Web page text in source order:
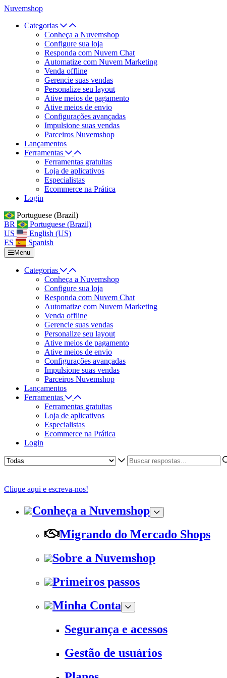
Nuvemshop
Categorias
Conheça a Nuvemshop
Configure sua loja
Responda com Nuvem Chat
Automatize com Nuvem Marketing
Venda offline
Gerencie suas vendas
Personalize seu layout
Ative meios de pagamento
Ative meios de envio
Configurações avançadas
Impulsione suas vendas
Parceiros Nuvemshop
Lançamentos
Ferramentas
Ferramentas gratuitas
Loja de aplicativos
Especialistas
Ecommerce na Prática
Login
Portuguese (Brazil)
BR
Portuguese (Brazil)
US
English (US)
ES
Spanish
Menu
Categorias
Conheça a Nuvemshop
Configure sua loja
Responda com Nuvem Chat
Automatize com Nuvem Marketing
Venda offline
Gerencie suas vendas
Personalize seu layout
Ative meios de pagamento
Ative meios de envio
Configurações avançadas
Impulsione suas vendas
Parceiros Nuvemshop
Lançamentos
Ferramentas
Ferramentas gratuitas
Loja de aplicativos
Especialistas
Ecommerce na Prática
Login
Clique aqui e escreva-nos!
Conheça a Nuvemshop
Migrando do Mercado Shops
Sobre a Nuvemshop
Primeiros passos
Minha Conta
Segurança e acessos
Gestão de usuários